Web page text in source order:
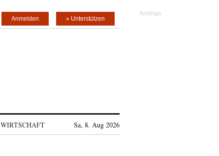
» Unterstützen
Anmelden
WIRTSCHAFT Sa, 8. Aug 2026